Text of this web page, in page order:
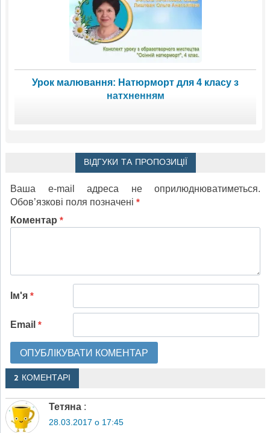
Урок малювання: Натюрморт для 4 класу з
натхненням
ВІДГУКИ ТА ПРОПОЗИЦІЇ
Ваша e-mail адреса не оприлюднюватиметься.
Обов’язкові поля позначені *
Коментар *
Ім'я *
Email *
2 КОМЕНТАРІ
Тетяна :
28.03.2017 о 17:45